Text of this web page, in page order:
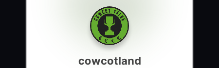
cowcotland